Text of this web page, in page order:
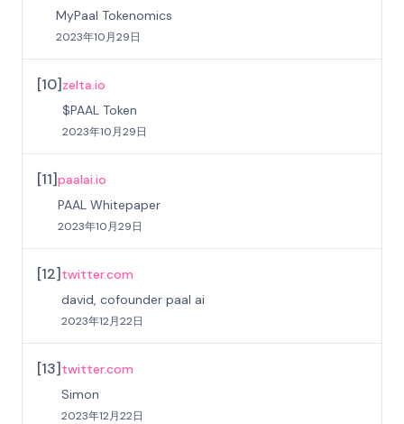
MyPaal Tokenomics
2023年10月29日
[10] zelta.io
$PAAL Token
2023年10月29日
[11]paalai.io
PAAL Whitepaper
2023年10月29日
[12] twitter.com
david, cofounder paal ai
2023年12月22日
[13] twitter.com
Simon
2023年12月22日